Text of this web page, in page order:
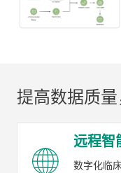
提高数据质
远程智
数字化临